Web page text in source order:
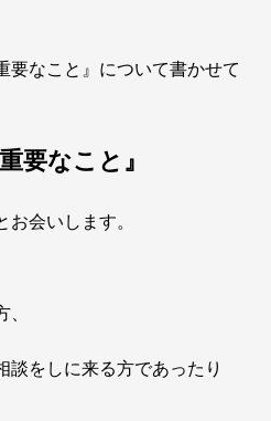
要なこと』について書かせて
要なこと』
会いします。
談をしに来る方であったり